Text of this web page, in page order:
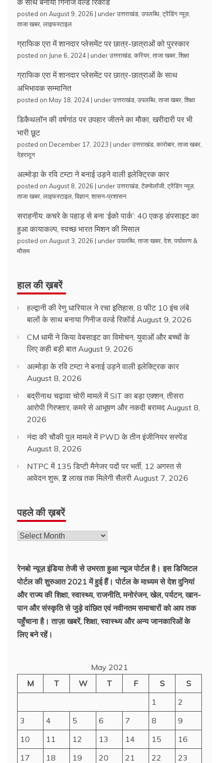
posted on August 9, 2026 | underउत्तराखंड उपलब्धि ट्रेंडिंग न्यूज़,
ताजा खबर लाइफस्टाइल
ग्राफिक एरा में शानदार प्लेसमेंट पर छात्र-छात्राओं को पुरस्कार
posted on June 6, 2024 | underउत्तराखंड करियर ताजा खबर शिक्षा
ग्राफिक एरा में शानदार प्लेसमेंट पर छात्र-छात्राओं के साथ
अभिभावक सम्मानित
posted on May 18, 2024 | underउत्तराखंड उपलब्धि ताजा खबर शिक्षा
डिकैथलॉन की वर्षगांठ पर उपहार जीतने का मौका, खरीदारी पर भी
भारी छूट
posted on December 17, 2023 | underउत्तराखंड कारोबार ताजा खबर
देहरादून
अल्मोड़ा के रवि टम्टा ने बनाई उड़ने वाली इलेक्ट्रिक कार
posted on August 8, 2026 | underउत्तराखंड टेक्नोलॉजी ट्रेंडिंग न्यूज़,
ताजा खबर लाइफस्टाइल विज्ञान, शासन-प्रशासन
सराहनीय: कचरे के पहाड़ से बना ‘ईको पार्क’: 40 एकड़ डंपसाइट का
हुआ कायाकल्प, स्वच्छ भारत मिशन की मिसाल
posted on August 3, 2026 | underउपलब्धि ताजा खबर देश, पर्यावरण &
मौसम
हाल की ख़बरें
हल्द्वानी की रेणु धारियाल ने रचा इतिहास, 8 फीट 10 इंच लंबे
बालों के साथ बनाया गिनीज वर्ल्ड रिकॉर्ड August 9, 2026
CM धामी ने किया वेबसाइट का विमोचन, युवाओं और बच्चों के
लिए कही बड़ी बात August 9, 2026
अल्मोड़ा के रवि टम्टा ने बनाई उड़ने वाली इलेक्ट्रिक कार
August 8, 2026
बद्रीनाथ चढ़ावा चोरी मामले में SIT का बड़ा एक्शन, तीसरा
आरोपी गिरफ्तार, कमरे से आभूषण और नकदी बरामद August 8,
2026
नंदा की चौकी पुल मामले में PWD के तीन इंजीनियर सस्पेंड
August 8, 2026
NTPC में 135 डिप्टी मैनेजर पदों पर भर्ती, 12 अगस्त से
आवेदन शुरू, ₹2 लाख तक मिलेगी सैलरी August 7, 2026
पहले की ख़बरें
रेनबो न्यूज़ इंडिया तेजी से उभरता हुआ न्‍यूज पोर्टल है। इस डिजिटल
पोर्टल की शुरुआत 2021 में हुई हैं। पोर्टल के माध्यम से देश दुनियां
और राज्य की शिक्षा, स्वास्थ्य, राजनीति, मनोरंजन, खेल, पर्यटन, खान-
पान और संस्कृति से जुड़े वांछित एवं नवीनतम समाचारों को आप तक
पहुँचाना है। ताज़ा खबरें, शिक्षा, स्वास्थ्य और अन्य जानकारिओं के
लिए बने रहें।
May 2021
M
T W T F S
S
1
2
3
4 5 6 7 8
9
10
11 12 13 14 15
16
17
18 19 20 21 22
23